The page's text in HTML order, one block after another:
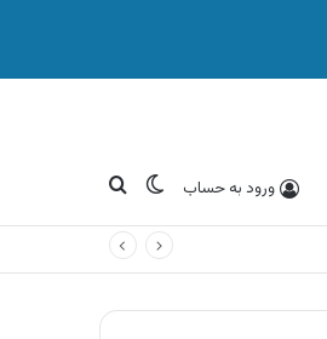
ورود به حساب تغییر پوسته
جستجو برای